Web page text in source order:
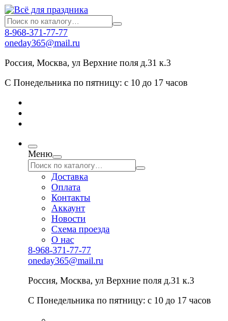
8-968-371-77-77
oneday365@mail.ru
Россия, Москва, ул Верхние поля д.31 к.3
С Понедельника по пятницу: с 10 до 17 часов
Меню
Доставка
Оплата
Контакты
Аккаунт
Новости
Схема проезда
О нас
8-968-371-77-77
oneday365@mail.ru
Россия, Москва, ул Верхние поля д.31 к.3
С Понедельника по пятницу: с 10 до 17 часов